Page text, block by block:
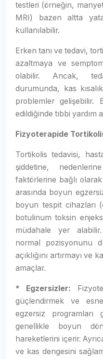
testleri (örneğin,
MRI) bazen altta
kullanılabilir.
Erken tanı ve tedavi,
azaltmaya ve
olabilir. Ancak,
durumunda, kas
problemler
edildiğinde tıbbi yardım
Fizyoterapide
Tortikolis tedavisi,
şiddetine,
faktörlerine bağlı
arasında boyun
boyun tespit cihazları
botulinum toksin
müdahale yer
normal pozisyonunu
açıklığını artırmayı ve
amaçlar.
* Egzersizler:
güçlendirmek ve
egzersiz programları
genellikle boyun
hareketlerini içerir.
ve kas dengesini